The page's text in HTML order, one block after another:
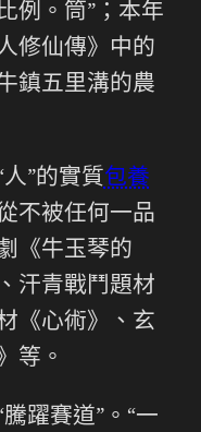
例。筒”；本年
修仙傳》中的
鎮五里溝的農
”的實質包養
不被任何一品
《牛玉琴的
汗青戰鬥題材
《心術》、玄
等。
躍賽道”。“一